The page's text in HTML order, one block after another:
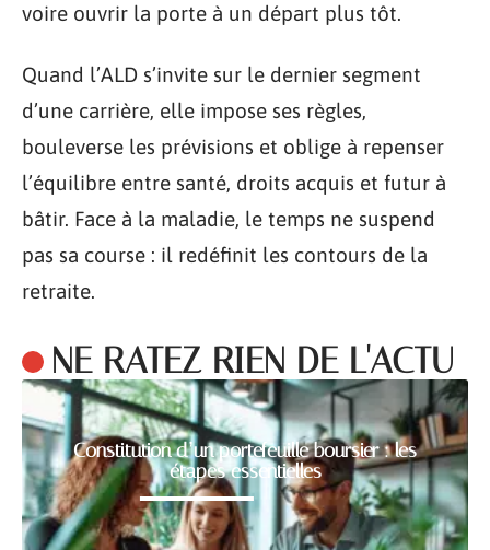
voire ouvrir la porte à un départ plus tôt.
Quand l’ALD s’invite sur le dernier segment
d’une carrière, elle impose ses règles,
bouleverse les prévisions et oblige à repenser
l’équilibre entre santé, droits acquis et futur à
bâtir. Face à la maladie, le temps ne suspend
pas sa course : il redéfinit les contours de la
retraite.
NE RATEZ RIEN DE L'ACTU
Constitution d’un portefeuille boursier : les
étapes essentielles